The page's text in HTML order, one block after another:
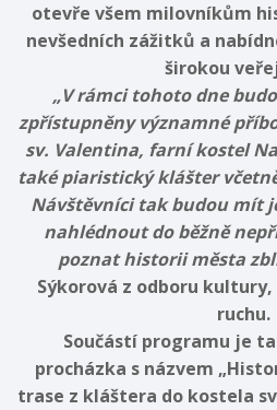
otevře všem milovníkům
nevšedních zážitků a
širokou
„V rámci tohoto dne
zpřístupněny významné
sv. Valentina, farní kostel
také piaristický klášter
Návštěvníci tak budou mít
nahlédnout do běžně
poznat historii města
Sýkorová z odboru
ruchu.
Součástí programu je
procházka s názvem
trase z kláštera do kostela